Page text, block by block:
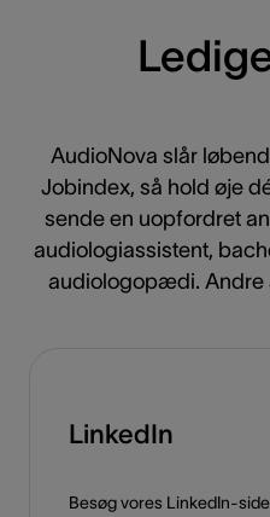
AudioNova slår
Jobindex, så hold øje
sende en uopfordret
audiologiassistent,
audiologopædi. Andre
LinkedIn
Besøg vores LinkedIn-